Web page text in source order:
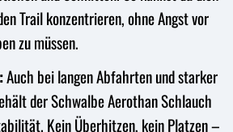
Trail konzentrieren, ohne Angst vor
zu müssen.
Auch bei langen Abfahrten und starker
der Schwalbe Aerothan Schlauch
Kein Überhitzen, kein Platzen –